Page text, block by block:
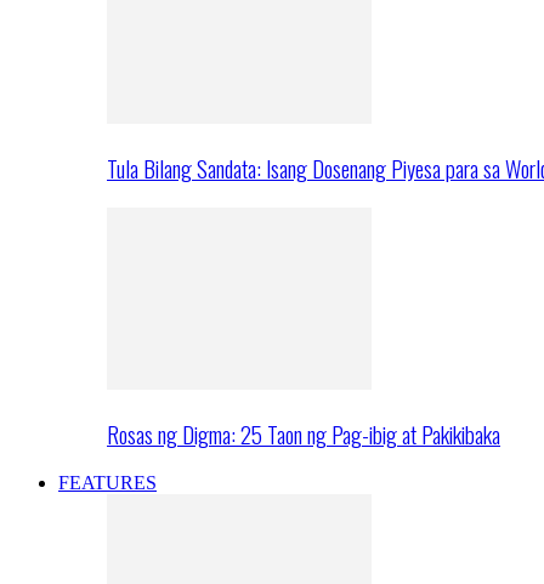
Tula Bilang Sandata: Isang Dosenang Piyesa para sa
Rosas ng Digma: 25 Taon ng Pag-ibig at Pakikibaka
FEATURES